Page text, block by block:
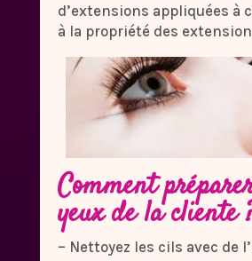
d’extensions appliquées à
à la propriété des
Comment
yeux de la cliente
– Nettoyez les cils avec de